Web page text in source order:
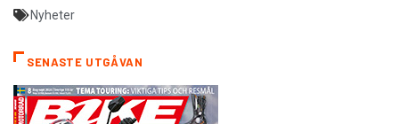
Nyheter
SENASTE UTGÅVAN